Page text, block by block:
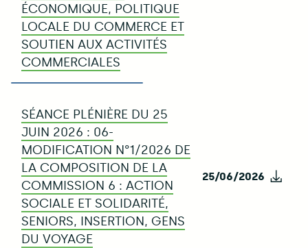
ÉCONOMIQUE, POLITIQUE
LOCALE DU COMMERCE ET
SOUTIEN AUX ACTIVITÉS
COMMERCIALES
SÉANCE PLÉNIÈRE DU 25
JUIN 2026 : 06-
MODIFICATION N°1/2026 DE
LA COMPOSITION DE LA
COMMISSION 6 : ACTION
SOCIALE ET SOLIDARITÉ,
SENIORS, INSERTION, GENS
DU VOYAGE
25/06/2026